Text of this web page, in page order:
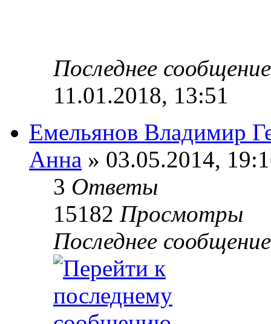
Последнее
11.01.2018, 13:51
Емельянов Владимир
Анна » 03.05.2014,
3 Ответы
15182 Просмотры
Последнее